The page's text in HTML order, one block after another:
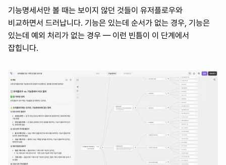
기능명세서만 볼 때는 보이지 않던 것들이 유저플로우와
비교하면서 드러납니다. 기능은 있는데 순서가 없는 경우, 기능은
있는데 예외 처리가 없는 경우 — 이런 빈틈이 이 단계에서
잡힙니다.